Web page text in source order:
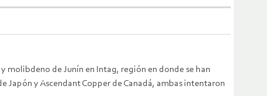
molibdeno de Junín en Intag, región en donde se han
Japón y Ascendant Copper de Canadá, ambas intentaron